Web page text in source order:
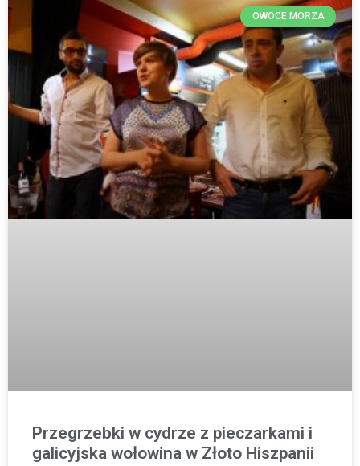
OWOCE MORZA
Przegrzebki w cydrze z pieczarkami i
galicyjska wołowina w Złoto Hiszpanii